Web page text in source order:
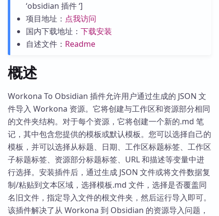
‘obsidian 插件 ‘]
项目地址： 点我访问
国内下载地址： 下载安装
自述文件： Readme
概述
Workona To Obsidian 插件允许用户通过生成的 JSON 文
件导入 Workona 资源。它将创建与工作区和资源部分相同
的文件夹结构。对于每个资源，它将创建一个新的.md 笔
记，其中包含您提供的模板或默认模板。您可以选择自己的
模板，并可以选择从标题、日期、工作区标题标签、工作区
子标题标签、资源部分标题标签、URL 和描述等变量中进
行选择。安装插件后，通过生成 JSON 文件或将文件数据复
制/粘贴到文本区域，选择模板.md 文件，选择是否覆盖同
名旧文件，指定导入文件的根文件夹，然后运行导入即可。
该插件解决了从 Workona 到 Obsidian 的资源导入问题，